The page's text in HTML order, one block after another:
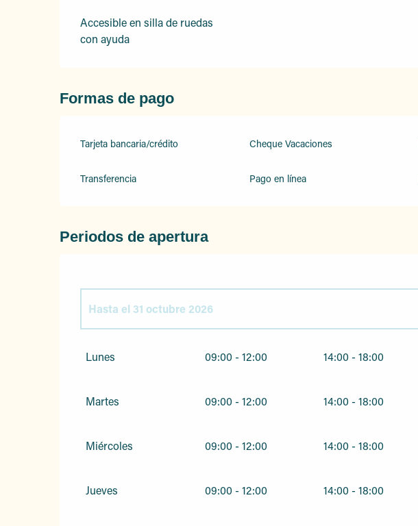
Accesible en silla de ruedas
con ayuda
Formas de pago
Tarjeta bancaria/crédito Cheque Vacaciones
Transferencia Pago en línea
Periodos de apertura
Hasta el 31 octubre 2026
Lunes 09:00 - 12:00 14:00 - 18:00
Martes 09:00 - 12:00 14:00 - 18:00
Miércoles 09:00 - 12:00 14:00 - 18:00
Jueves 09:00 - 12:00 14:00 - 18:00